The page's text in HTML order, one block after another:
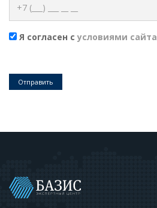
Я согласен сусловиями сайта
Отправить